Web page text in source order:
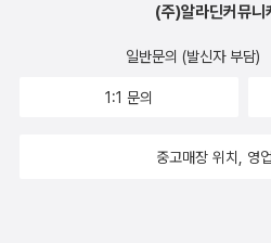
계관은 고대를 넘어 중세로까지 이
의 세계로 대체된다. 196c 왜냐하
것이라고 여기게 되는데, 우리는 이
말일세... 사실은 거짓된 판단이 없
[三達尊]이 존중되었으며 사람들
위를 얻고 녹을 받으며 명성을 얻
옛 그림에 담긴 조선 양반가의 특
를 그림으로 남김으로써 후손에게
간과 아인슈타인의 상대공간이 함
공존하는 '빛'과 같은 것이 존재의
'생명'에서 찾는다. 마치, 하이데거
심상치 않은 일들이 벌어지고 있음
는 낙관적으로 봤고 별일 아닐 것이
일들이 벌어지고 있다, 그럼에도 세
(주)알라딘커뮤니
일반문의 (발신자 부담)
1:1 문의
중고매장 위치, 영